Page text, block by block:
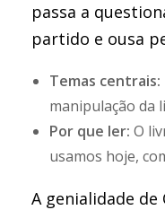
passa a
partido e ousa
Temas centrais:
manipulação da
Por que ler: O
usamos hoje,
A genialidade